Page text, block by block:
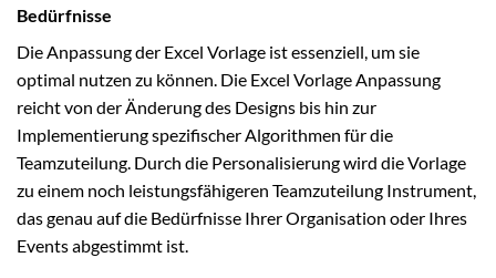
Bedürfnisse
Die Anpassung der Excel Vorlage ist essenziell, um sie
optimal nutzen zu können. Die Excel Vorlage Anpassung
reicht von der Änderung des Designs bis hin zur
Implementierung spezifischer Algorithmen für die
Teamzuteilung. Durch die Personalisierung wird die Vorlage
zu einem noch leistungsfähigeren Teamzuteilung Instrument,
das genau auf die Bedürfnisse Ihrer Organisation oder Ihres
Events abgestimmt ist.